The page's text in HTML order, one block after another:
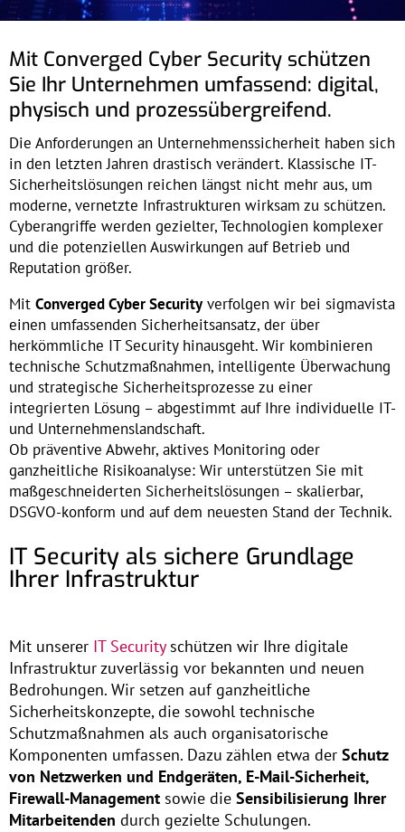
Mit Converged Cyber Security schützen
Sie Ihr Unternehmen umfassend: digital,
physisch und prozessübergreifend.
Die Anforderungen an Unternehmenssicherheit haben sich
in den letzten Jahren drastisch verändert. Klassische IT-
Sicherheitslösungen reichen längst nicht mehr aus, um
moderne, vernetzte Infrastrukturen wirksam zu schützen.
Cyberangriffe werden gezielter, Technologien komplexer
und die potenziellen Auswirkungen auf Betrieb und
Reputation größer.
Mit Converged Cyber Securityverfolgen wir bei sigmavista
einen umfassenden Sicherheitsansatz, der über
herkömmliche IT Security hinausgeht. Wir kombinieren
technische Schutzmaßnahmen, intelligente Überwachung
und strategische Sicherheitsprozesse zu einer
integrierten Lösung – abgestimmt auf Ihre individuelle IT-
und Unternehmenslandschaft.
Ob präventive Abwehr, aktives Monitoring oder
ganzheitliche Risikoanalyse: Wir unterstützen Sie mit
maßgeschneiderten Sicherheitslösungen – skalierbar,
DSGVO-konform und auf dem neuesten Stand der Technik.
IT Security als sichere Grundlage
Ihrer Infrastruktur
Mit unserer IT Securityschützen wir Ihre digitale
Infrastruktur zuverlässig vor bekannten und neuen
Bedrohungen. Wir setzen auf ganzheitliche
Sicherheitskonzepte, die sowohl technische
Schutzmaßnahmen als auch organisatorische
Komponenten umfassen. Dazu zählen etwa der Schutz
von Netzwerken und Endgeräten, E-Mail-Sicherheit,
Firewall-Management sowie die Sensibilisierung Ihrer
Mitarbeitenden durch gezielte Schulungen.